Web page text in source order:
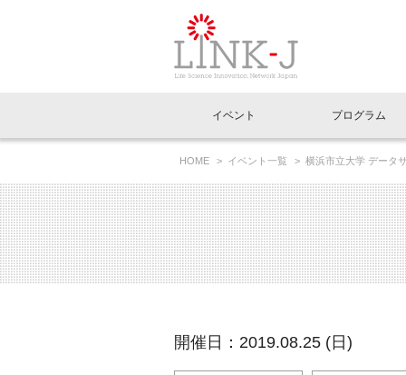
イベントお知らせメール登録
イベント
イベント一覧
LINK-J主催・共催 特別
LINK-J協賛・協力 出展
プログラム
Out of Box相談室
インタビュー・コラム一覧
スペシャルインタビュー
連載コラム
ニュース一覧
トピック プレ
メディア情報 海外
協賛・協力
理事長挨拶
国内外連携
組織概要
特別会員一覧
専用メニューはこちら
ラウンジ・会議室
アクセス
HOME イベント一覧 横浜市立大学 データ
開催日：2019.08.25 (日)